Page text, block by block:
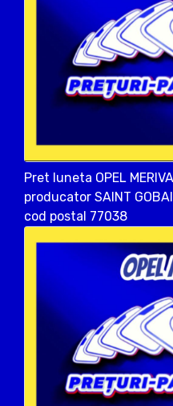
Pret luneta OPEL
producator SAINT
cod postal 77038